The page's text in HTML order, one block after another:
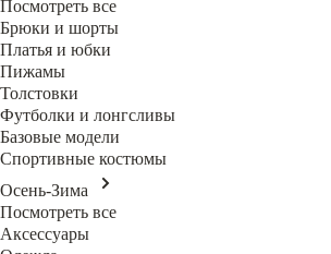
Посмотреть все
Брюки и шорты
Платья и юбки
Пижамы
Толстовки
Футболки и лонгсливы
Базовые модели
Спортивные костюмы
Осень-Зима
Посмотреть все
Аксессуары